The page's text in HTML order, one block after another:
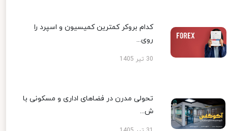
کدام بروکر کمترین کمیسیون و اسپرد را
روی...
30 تیر 1405
تحولی مدرن در فضاهای اداری و مسکونی با
ش...